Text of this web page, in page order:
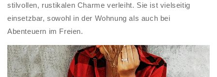
stilvollen, rustikalen Charme verleiht. Sie ist vielseitig
einsetzbar, sowohl in der Wohnung als auch bei
Abenteuern im Freien.